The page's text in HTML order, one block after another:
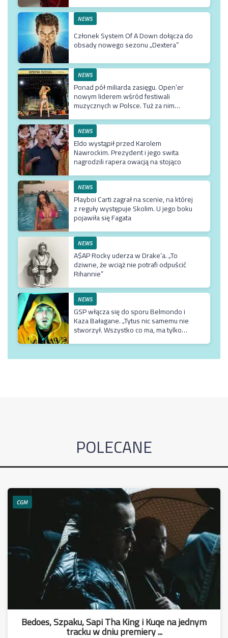
NEWS
Członek System Of A Down dołącza do
obsady nowego sezonu „Dextera”
NEWS
Ponad pół miliarda zasięgu. Open’er
nowym liderem wśród festiwali
muzycznych w Polsce. Tuż za nim
NEWS
Eldo wystąpił przed Karolem
Nawrockim. Prezydent i jego swita
nagrodzili rapera owacją na stojąco
NEWS
Playboi Carti zagrał na scenie, na której
z reguły występuje Skolim. U jego boku
pojawiła się Fagata
NEWS
A$AP Rocky uderza w Drake’a. „To
dziwne, że wciąż nie potrafi odpuścić
Rihannie”
NEWS
GSP włącza się do sporu Belmondo i
Kaza Bałagane. „Tytus nic samemu nie
stworzył. Wszystko co ma, ma tylko
POLECANE
CGM
Bedoes, Szpaku, Sapi Tha King i Kuqe na jednym
tracku w dniu premiery ...